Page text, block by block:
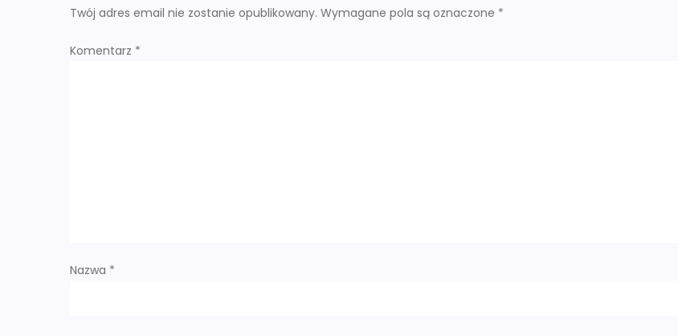
g
p
Twój adres email nie zostanie opublikowany. Wymagane pola są oznaczone *
Komentarz *
Nazwa *